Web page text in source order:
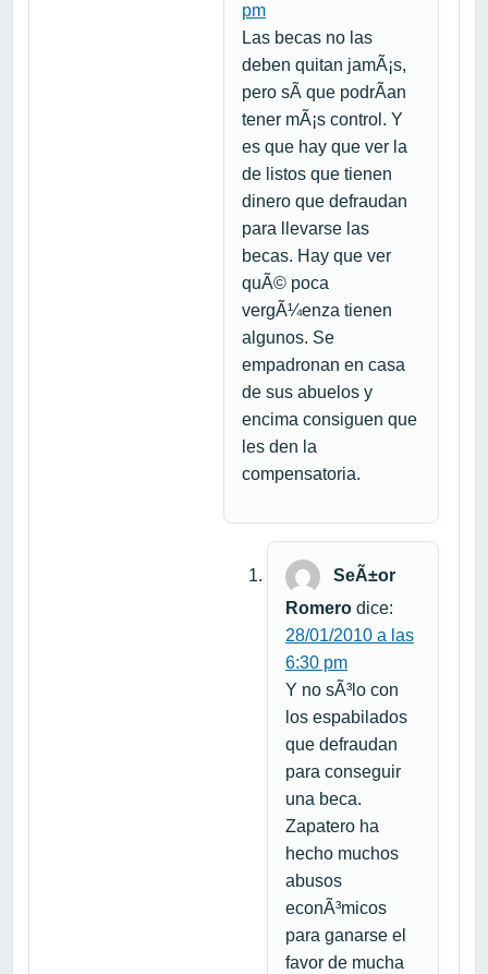
pm
Las becas no las
deben quitan jamÃ¡s,
pero sÃ­ que podrÃ­an
tener mÃ¡s control. Y
es que hay que ver la
de listos que tienen
dinero que defraudan
para llevarse las
becas. Hay que ver
quÃ© poca
vergÃ¼enza tienen
algunos. Se
empadronan en casa
de sus abuelos y
encima consiguen que
les den la
compensatoria.
SeÃ±or
Romero dice:
28/01/2010 a las
6:30 pm
Y no sÃ³lo con
los espabilados
que defraudan
para conseguir
una beca.
Zapatero ha
hecho muchos
abusos
econÃ³micos
para ganarse el
favor de mucha